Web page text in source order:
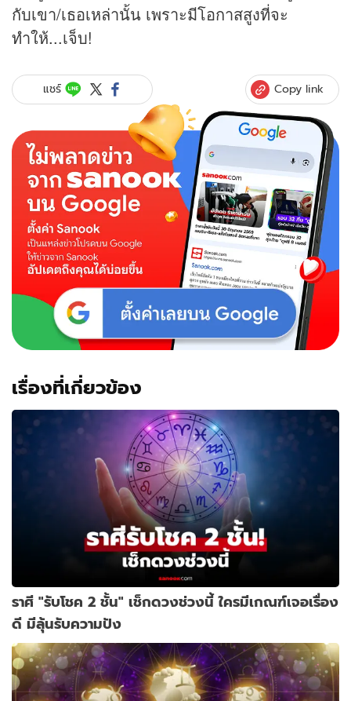
กับเขา/เธอเหล่านั้น เพราะมีโอกาสสูงที่จะ
ทำให้...เจ็บ!
แชร์ Copy link
เรื่องที่เกี่ยวข้อง
ราศี "รับโชค 2 ชั้น" เช็กดวงช่วงนี้ ใครมีเกณฑ์เจอเรื่อง
ดี มีลุ้นรับความปัง